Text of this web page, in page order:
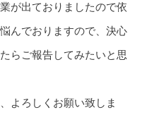
が出ておりましたので依
んでおりますので、決心
らご報告してみたいと思
よろしくお願い致しま